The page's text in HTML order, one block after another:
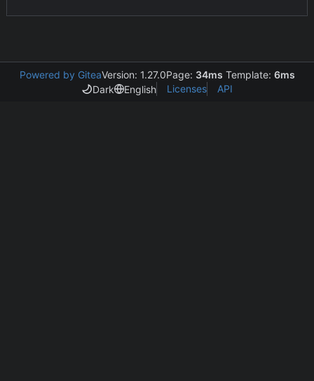
Powered by GiteaVersion: 1.27.0Page: 34ms Template: 6ms
Dark
English Licenses API